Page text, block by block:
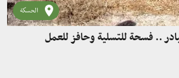
الحسكة
.. فسحة للتسلية وحافز للعمل